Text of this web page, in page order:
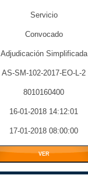
Servicio
Convocado
Adjudicación Simplificada
AS-SM-102-2017-EO-L-2
8010160400
16-01-2018 14:12:01
17-01-2018 08:00:00
VER